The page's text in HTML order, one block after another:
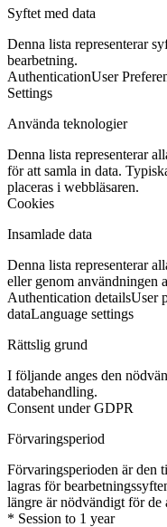
Syftet med data
Denna lista representerar
bearbetning.
AuthenticationUser
Settings
Använda teknologier
Denna lista representerar
för att samla in data.
placeras i webbläsaren.
Cookies
Insamlade data
Denna lista representerar
eller genom användningen
Authentication detailsUser
dataLanguage settings
Rättslig grund
I följande anges den
databehandling.
Consent under GDPR
Förvaringsperiod
Förvaringsperioden är den
lagras för
längre är nödvändigt för de
* Session to 1 year